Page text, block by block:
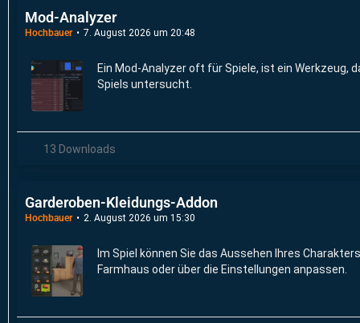
Mod-Analyzer
Hochbauer 7. August 2026 um 20:48
Ein Mod-Analyzer oft für Spiele, ist ein Werkzeug,
Spiels untersucht.
13 Downloads
Garderoben-Kleidungs-Addon
Hochbauer 2. August 2026 um 15:30
Im Spiel können Sie das Aussehen Ihres
Farmhaus oder über die Einstellungen anpassen.